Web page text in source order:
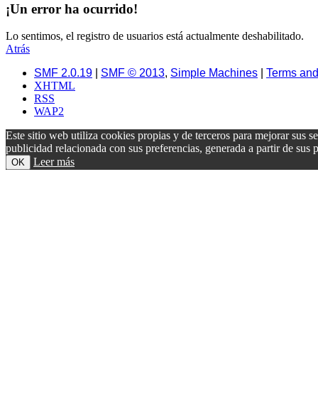
¡Un error ha ocurrido!
Lo sentimos, el registro de usuarios está actualmente deshabilitado.
Atrás
SMF 2.0.19
SMF © 2013, Simple Machines
Terms
XHTML
RSS
WAP2
Este sitio web utiliza cookies propias y de terceros para mejorar sus
publicidad relacionada con sus preferencias, generada a partir de
OK Leer más